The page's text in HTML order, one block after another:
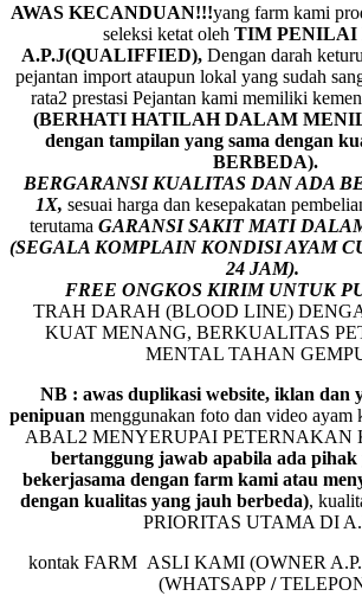
AWAS KECANDUAN!!!yang farm kami
seleksi ketat oleh TIM PENILAI
A.P.J(QUALIFFIED), Dengan darah
pejantan import ataupun lokal yang sudah
rata2 prestasi Pejantan kami memiliki
(BERHATI HATILAH DALAM
dengan tampilan yang sama dengan
BERBEDA).
BERGARANSI KUALITAS DAN ADA
1X, sesuai harga dan kesepakatan
terutama GARANSI SAKIT MATI
(SEGALA KOMPLAIN KONDISI AYAM
24 JAM).
FREE ONGKOS KIRIM UNTUK
TRAH DARAH (BLOOD LINE)
KUAT MENANG, BERKUALITAS
MENTAL TAHAN
NB : awas duplikasi website, iklan dan
penipuan menggunakan foto dan video
ABAL2 MENYERUPAI PETERNAKAN
bertanggung jawab apabila ada pihak
bekerjasama dengan farm kami atau
dengan kualitas yang jauh berbeda),
PRIORITAS UTAMA DI
kontak FARM ASLI KAMI (OWNER
(WHATSAPP /